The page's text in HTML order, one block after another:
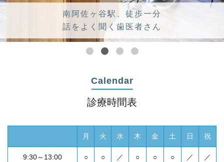
南阿佐ヶ谷駅、徒歩一分
話をよく聞く歯医者さん
Calendar
診療時間表
月 火 水 木 金 土 日 祝
9:30～13:00 ○ ○ ／ ○ ○ ○ ／ ／